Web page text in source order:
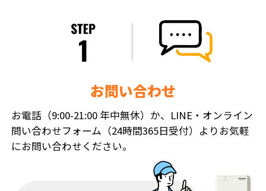
お問い合わせ
お電話（9:00-21:00 年中無休）か、LINE・オンライン
問い合わせフォーム（24時間365日受付）よりお気軽
にお問い合わせください。